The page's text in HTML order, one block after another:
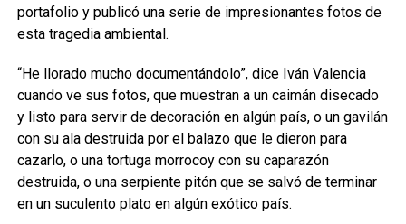
portafolio y publicó una serie de impresionantes fotos de
esta tragedia ambiental.
“He llorado mucho documentándolo”, dice Iván Valencia
cuando ve sus fotos, que muestran a un caimán disecado
y listo para servir de decoración en algún país, o un gavilán
con su ala destruida por el balazo que le dieron para
cazarlo, o una tortuga morrocoy con su caparazón
destruida, o una serpiente pitón que se salvó de terminar
en un suculento plato en algún exótico país.